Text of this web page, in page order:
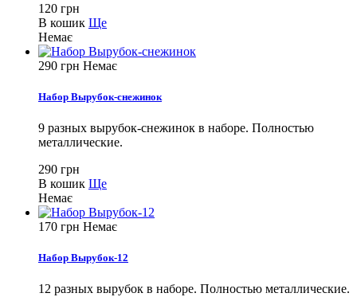
120 грн
В кошик Ще
Немає
290 грн Немає
Набор Вырубок-снежинок
9 разных вырубок-снежинок в наборе. Полностью
металлические.
290 грн
В кошик Ще
Немає
170 грн Немає
Набор Вырубок-12
12 разных вырубок в наборе. Полностью металлические.